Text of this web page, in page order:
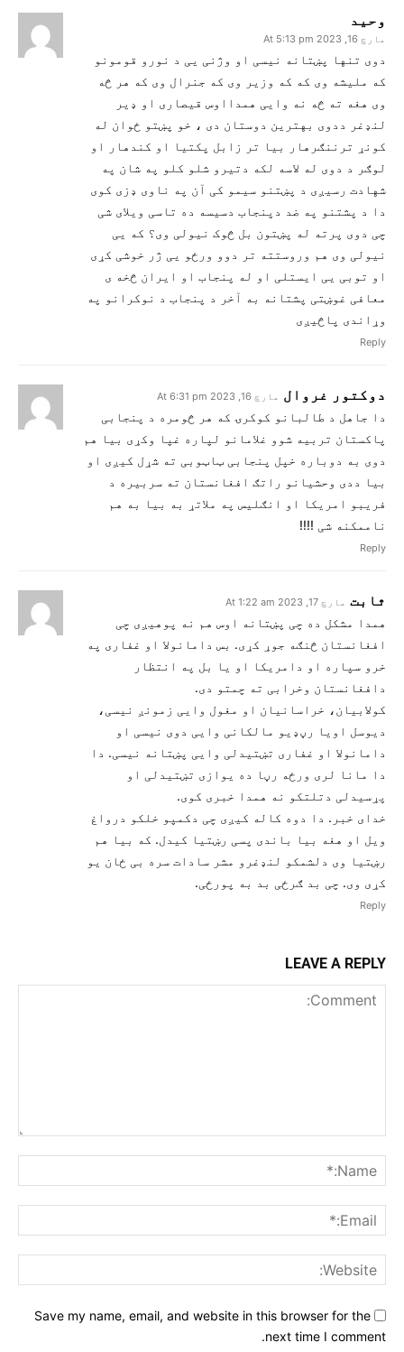
وحید
مارچ 16, 2023 At 5:13 pm
دوی تنها پښتانه نیسی او وژنی یی د نورو قومونو
که ملیشه وی که که وزیر وی که جنرال وی که هر څه
وی هغه ته څه نه وایی همدااوس قیصاری او ډیر
لنډغر ددوی بهترین دوستان دی ، خو پښتو ځوان له
کونړ ترننګرهار بیا تر زابل پکتیا او کندهار او
لوګر د دوی له لاسه لکه دتیرو شلو کلو په شان په
شهادت رسیږی د پښتنو سیمو کی آن په ناوی ډزی کوی
دا د پشتنو په ضد دپنجاب دسیسه ده تاسی ویلای شی
چی دوی پرته له پښتون بل څوک نیولی وی؟ که یی
نیولی وی هم وروستته تر دوو ورځو یی ژر خوشی کړی
او توبی یی ایستلی او له پنجاب او ایران څخه ی
معافی غوښتی پشتانه به آخر د پنجاب د نوکرانو په
وړاندی پاڅیږی
Reply
دوکتور غروال مارچ 16, 2023 At 6:31 pm
دا جاهل د طالبانو کوکرۍ که هر څومره د پنجابی
پاکستان تربیه شوو غلامانو لپاره غپا وکړی بیا هم
دوی به دوباره خپل پنجابی ټاټوبی ته شړل کیږی او
بیا ددی وحشیانو راتګ افغانستان ته سربیره د
فریبو امریکا او انګلیس په ملاتړ به بیا به هم
ناممکنه شی !!!!
Reply
ثابت مارچ 17, 2023 At 1:22 am
همدا مشکل ده چی پښتانه اوس هم نه پوهیږی چی
افغانستان څنګه جوړ کړی. بس دامانولا او غفاری په
خرو سپاره او دامریکا او یا بل په انتظار
دافغانستان وخرابی ته چمتو دی.
کولابیان، خراسانیان او مغول وایی زمونږ نیسی،
دیوسل اویا رڼډیو مالکانی وایی دوی نیسی او
دامانولا او غفاری تښتیدلی وایی پښتانه نیسی. دا
دا مانا لری ورځه رڼا ده یوازی تښتیدلی او
پړسیدلی دتلتکو نه همدا خبری کوی.
خدای خبر. دا دوه کاله کیږی چی دکمپو خلکو درواغ
ویل او هغه بیا باندی پسی رښتیا کیدل. که بیا هم
رښتیا وی دلشمکو لنډغرو مشر سادات سره بی ځان یو
کړی وی. چی بد ګرځی بد به پورځی.
Reply
LEAVE A REPLY
Save my name, email, and website in this browser for the
next time I comment.